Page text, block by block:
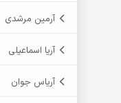
آرمین مرشدی
آریا اسماعیلی
آریاس جوان